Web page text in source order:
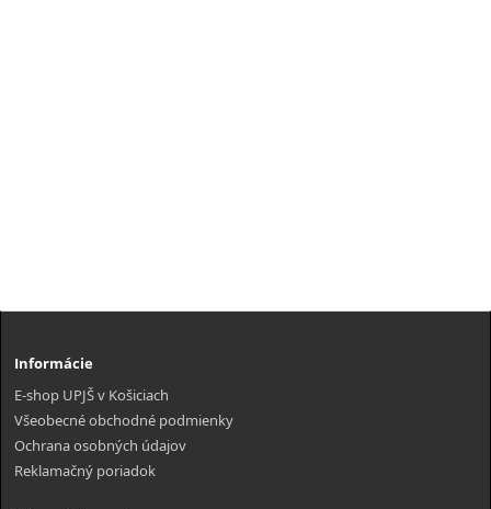
Informácie
E-shop UPJŠ v Košiciach
Všeobecné obchodné podmienky
Ochrana osobných údajov
Reklamačný poriadok